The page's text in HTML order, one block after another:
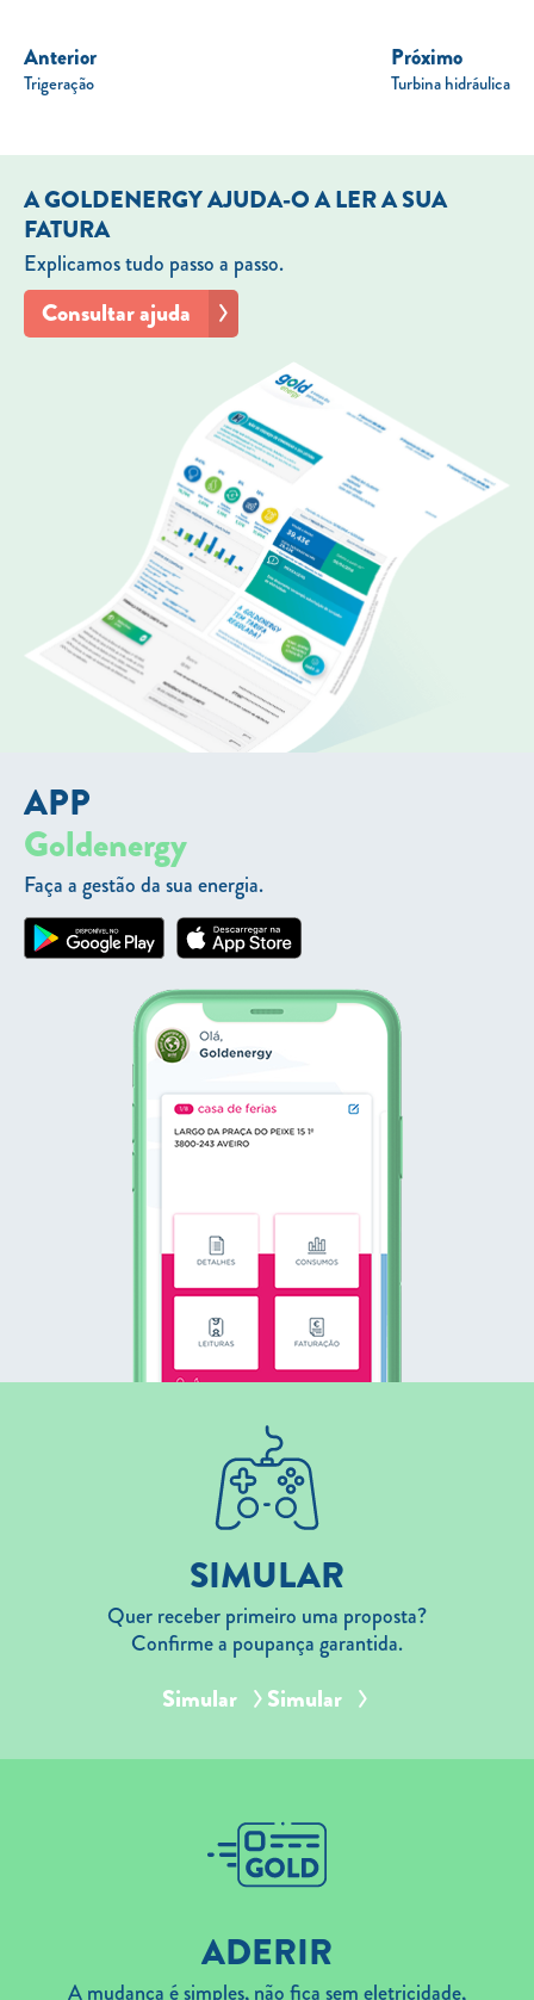
Anterior
Trigeração
Próximo
Turbina hidráulica
A GOLDENERGY AJUDA-O A LER A SUA
FATURA
Explicamos tudo passo a passo.
Consultar ajuda
APP
Goldenergy
Faça a gestão da sua energia.
SIMULAR
Quer receber primeiro uma proposta?
Confirme a poupança garantida.
Simular Simular
ADERIR
A mudança é simples, não fica sem eletricidade,